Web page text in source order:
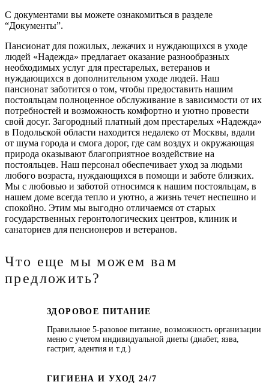
С документами вы можете ознакомиться в разделе
“Документы”.
Пансионат для пожилых, лежачих и нуждающихся в уходе
людей «Надежда» предлагает оказание разнообразных
необходимых услуг для престарелых, ветеранов и
нуждающихся в дополнительном уходе людей. Наш
пансионат заботится о том, чтобы предоставить нашим
постояльцам полноценное обслуживание в зависимости от их
потребностей и возможность комфортно и уютно провести
свой досуг. Загородный платный дом престарелых «Надежда»
в Подольской области находится недалеко от Москвы, вдали
от шума города и смога дорог, где сам воздух и окружающая
природа оказывают благоприятное воздействие на
постояльцев. Наш персонал обеспечивает уход за людьми
любого возраста, нуждающихся в помощи и заботе близких.
Мы с любовью и заботой относимся к нашим постояльцам, в
нашем доме всегда тепло и уютно, а жизнь течет неспешно и
спокойно. Этим мы выгодно отличаемся от старых
государственных геронтологических центров, клиник и
санаториев для пенсионеров и ветеранов.
Что еще мы можем вам
предложить?
ЗДОРОВОЕ ПИТАНИЕ
Правильное 5-разовое питание, возможность организации
меню с учетом индивидуальной диеты (диабет, язва,
гастрит, адентия и т.д.)
ГИГИЕНА И УХОД 24/7